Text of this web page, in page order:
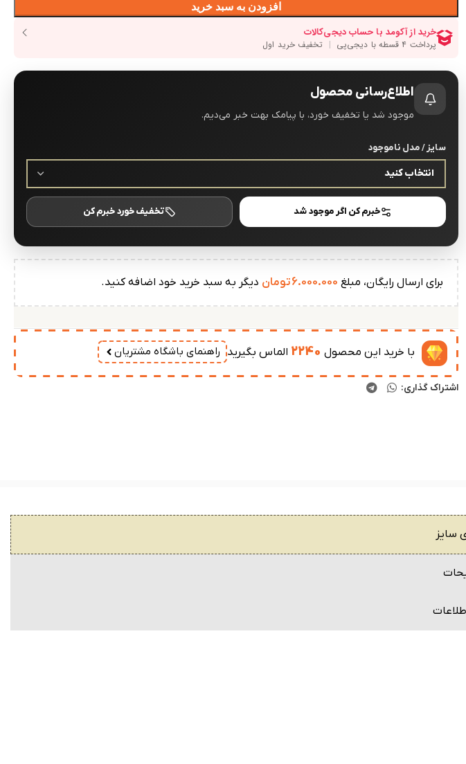
افزودن به سبد خرید
اطلاع‌رسانی محصول
موجود شد یا تخفیف خورد، با پیامک بهت خبر می‌دیم.
سایز / مدل ناموجود
خبرم کن اگر موجود شد تخفیف خورد خبرم کن
برای ارسال رایگان، مبلغ 6.000.000تومان دیگر به سبد خرید خود اضافه کنید.
با خرید این محصول 2240 الماس بگیرید راهنمای باشگاه مشتریان
اشتراک گذاری:
سایز